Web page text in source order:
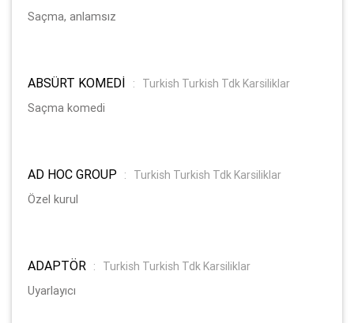
Saçma, anlamsız
ABSÜRT KOMEDİ :
Turkish Turkish Tdk Karsiliklar
Saçma komedi
AD HOC GROUP :
Turkish Turkish Tdk Karsiliklar
Özel kurul
ADAPTÖR :
Turkish Turkish Tdk Karsiliklar
Uyarlayıcı